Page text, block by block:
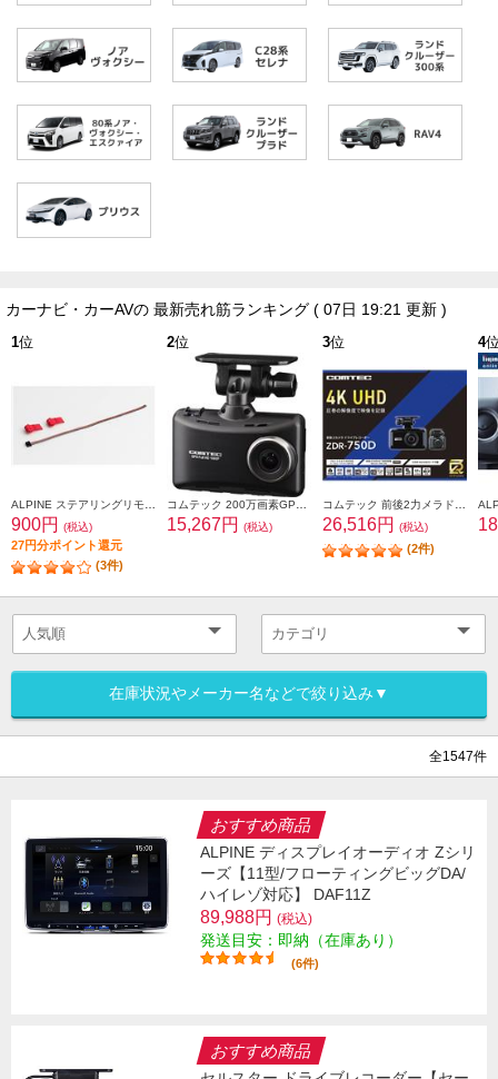
カーナビ・カーAVの 最新売れ筋ランキング ( 07日 19:21 更新 )
1位
900円 (税込)
27円分ポイント還元
(3件)
2位
15,267円 (税込)
3位
26,516円 (税込)
(2件)
4
在庫状況やメーカー名などで絞り込み▼
全1547件
おすすめ商品
ALPINE ディスプレイオーディオ Zシリ
ーズ【11型/フローティングビッグDA/
ハイレゾ対応】 DAF11Z
89,988円 (税込)
発送目安：即納（在庫あり）
(6件)
おすすめ商品